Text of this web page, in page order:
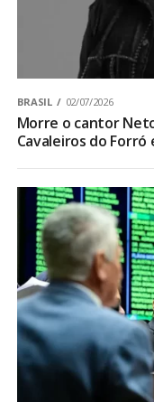
BRASIL 02/07/2026
Morre o cantor
Cavaleiros do